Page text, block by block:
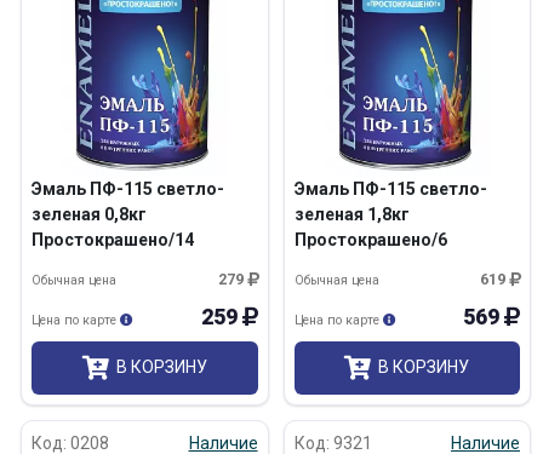
Эмаль ПФ-115 светло-
зеленая 0,8кг
Простокрашено/14
279
Обычная цена
259
Цена по карте
В КОРЗИНУ
Эмаль ПФ-115 светло-
зеленая 1,8кг
Простокрашено/6
619
Обычная цена
569
Цена по карте
В КОРЗИНУ
Код: 0208 Наличие Код: 9321 Наличие